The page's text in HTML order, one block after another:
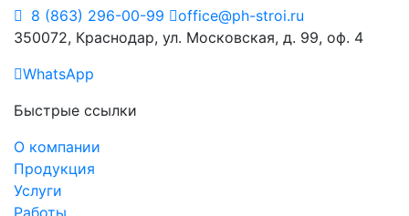
8 (863) 296-00-99
office@ph-stroi.ru
350072, Краснодар, ул. Московская, д. 99, оф. 4
WhatsApp
Быстрые ссылки
О компании
Продукция
Услуги